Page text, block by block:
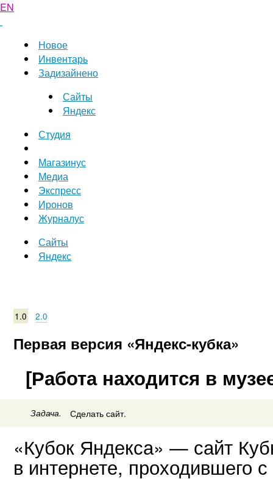
EN
Новое
Инвентарь
Задизайнено
Сайты
Яндекс
Студия
Магазинус
Медиа
Экспресс
Иронов
Журналус
Сайты
Яндекс
1.0 2.0
Первая версия «Яндекс-кубка»
[Работа находится в
Задача. Сделать сайт.
«Кубок Яндекса» — сайт
в интернете, проходившего